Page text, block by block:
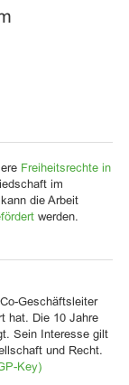
Freiheitsrechte in
im
die Arbeit
werden.
Geschäftsleiter
hat. Die 10 Jahre
Sein Interesse gilt
und Recht.
Key)